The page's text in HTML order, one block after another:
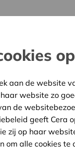
Goedgekeurd
aan de website
website zo
de
geeft Cera
zij op haar
om alle cookies